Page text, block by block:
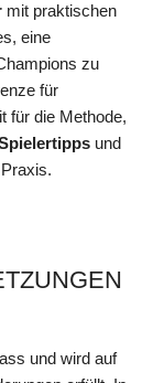
mit praktischen
eine
zu
für
für die Methode,
und
und wird auf